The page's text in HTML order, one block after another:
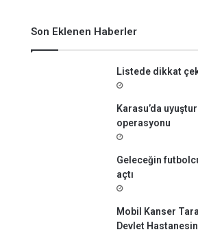
Son Eklenen Haberler
Listede dikkat
Karasu’da
operasyonu
Geleceğin
açtı
Mobil Kanser
Devlet